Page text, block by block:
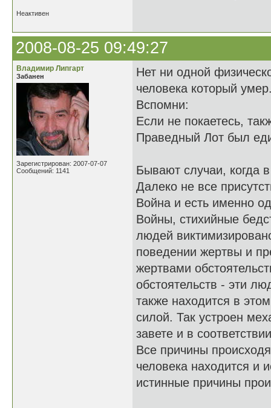
Неактивен
2008-08-25 09:49:27
Владимир Липгарт
Забанен
Зарегистрирован: 2007-07-07
Сообщений: 1141
Нет ни одной
человека который
Вспомни:
Если не покаетесь,
Праведный Лот был
Бывают случаи, когда
Далеко не все
Война и есть именно
Войны, стихийные
людей
поведении жертвы и
жертвами
обстоятельств - эти
также находится в
силой. Так устроен
завете и в
Все причины
человека находится и
истинные причины